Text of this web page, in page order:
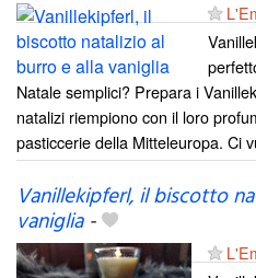
Natale semplici? Prepara i
natalizi riempiono con il loro
pasticcerie della Mitteleuropa. Ci
Vanillekipferl, il biscotto
vaniglia-